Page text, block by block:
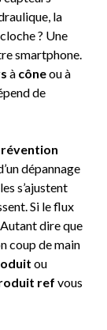
la
? Une
smartphone.
à côneou à
de
dépannage
s’ajustent
Si le flux
dire que
coup de main
ou
ref vous